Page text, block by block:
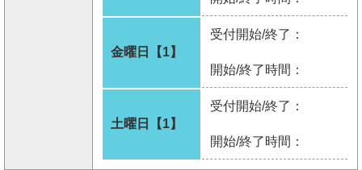
金曜日【1】
受付開始/終了：
開始/終了時間：
土曜日【1】
受付開始/終了：
開始/終了時間：